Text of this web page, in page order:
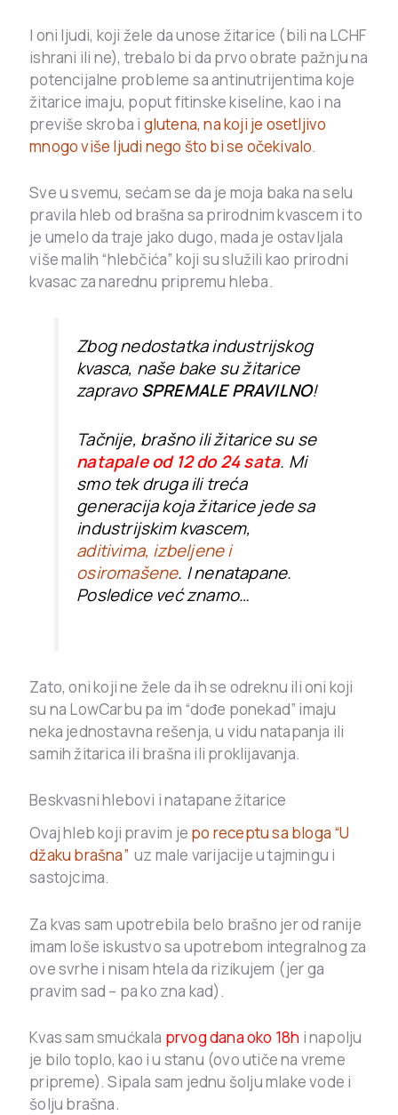
I oni ljudi, koji žele da unose žitarice (bili na LCHF
ishrani ili ne), trebalo bi da prvo obrate pažnju na
potencijalne probleme sa antinutrijentima koje
žitarice imaju, poput fitinske kiseline, kao i na
previše skroba i glutena, na koji je osetljivo
mnogo više ljudi nego što bi se očekivalo.
Sve u svemu, sećam se da je moja baka na selu
pravila hleb od brašna sa prirodnim kvascem i to
je umelo da traje jako dugo, mada je ostavljala
više malih “hlebčića” koji su služili kao prirodni
kvasac za narednu pripremu hleba.
Zbog nedostatka industrijskog
kvasca, naše bake su žitarice
zapravoSPREMALE PRAVILNO!
Tačnije, brašno ili žitarice su se
natapale od 12 do 24 sata. Mi
smo tek druga ili treća
generacija koja žitarice jede sa
industrijskim kvascem,
aditivima, izbeljene i
osiromašene. I nenatapane.
Posledice već znamo…
Zato, oni koji ne žele da ih se odreknu ili oni koji
su na LowCarbu pa im “dođe ponekad” imaju
neka jednostavna rešenja, u vidu natapanja ili
samih žitarica ili brašna ili proklijavanja.
Beskvasni hlebovi i natapane žitarice
Ovaj hleb koji pravim je po receptu sa bloga “U
džaku brašna” uz male varijacije u tajmingu i
sastojcima.
Za kvas sam upotrebila belo brašno jer od ranije
imam loše iskustvo sa upotrebom integralnog za
ove svrhe i nisam htela da rizikujem (jer ga
pravim sad – pa ko zna kad).
Kvas sam smućkala prvog dana oko 18h i napolju
je bilo toplo, kao i u stanu (ovo utiče na vreme
pripreme). Sipala sam jednu šolju mlake vode i
šolju brašna.